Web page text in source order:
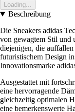
Loading...
Beschreibung
Die Sneakers adidas
von gewagtem Stil
diejenigen, die
futuristischem Design
Innovationsmarke
Ausgestattet mit
eine hervorragende
gleichzeitig optimalen
eine bemerkenswerte